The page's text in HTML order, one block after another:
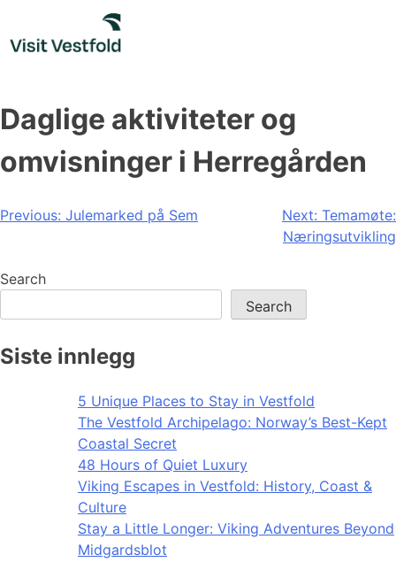
content
Daglige aktiviteter og
omvisninger i Herregården
Post
Previous: Julemarked på Sem Next: Temamøte:
Næringsutvikling
Search
Search
Siste innlegg
5 Unique Places to Stay in Vestfold
The Vestfold Archipelago: Norway’s Best-Kept
Coastal Secret
48 Hours of Quiet Luxury
Viking Escapes in Vestfold: History, Coast &
Culture
Stay a Little Longer: Viking Adventures Beyond
Midgardsblot